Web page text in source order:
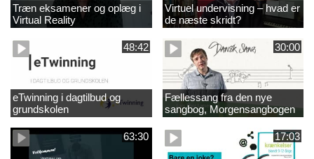
Træn eksamener og oplæg i
Virtual Reality
Virtuel undervisning – hvad er
de næste skridt?
48:42
eTwinning i dagtilbud og
grundskolen
30:00
Fællessang fra den nye
sangbog, Morgensangbogen
(4)
63:30
17:03